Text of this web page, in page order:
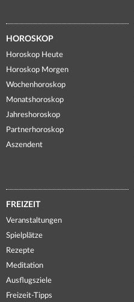
HOROSKOP
Horoskop Heute
Horoskop Morgen
Wochenhoroskop
Monatshoroskop
Jahreshoroskop
Partnerhoroskop
Aszendent
FREIZEIT
Veranstaltungen
Spielplätze
Rezepte
Meditation
Ausflugsziele
Freizeit-Tipps